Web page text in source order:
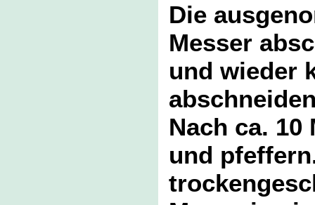
Die
Messer
und wieder
Nach ca.
und